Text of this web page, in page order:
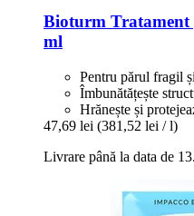
Bioturm Tratament
ml
Pentru părul fragil
Îmbunătățește
Hrănește și
47,69 lei (381,52 lei / l)
Livrare până la data de